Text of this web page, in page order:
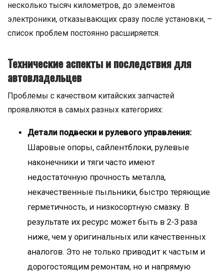
несколько тысяч километров, до элементов
электроники, отказывающих сразу после установки, –
список проблем постоянно расширяется.
Технические аспекты и последствия для
автовладельцев
Проблемы с качеством китайских запчастей
проявляются в самых разных категориях:
Детали подвески и рулевого управления:
Шаровые опоры, сайлентблоки, рулевые
наконечники и тяги часто имеют
недостаточную прочность металла,
некачественные пыльники, быстро теряющие
герметичность, и низкосортную смазку. В
результате их ресурс может быть в 2-3 раза
ниже, чем у оригинальных или качественных
аналогов. Это не только приводит к частым и
дорогостоящим ремонтам, но и напрямую